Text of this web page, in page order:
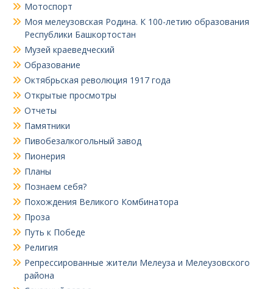
Мотоспорт
Моя мелеузовская Родина. К 100-летию образования
Республики Башкортостан
Музей краеведческий
Образование
Октябрьская революция 1917 года
Открытые просмотры
Отчеты
Памятники
Пивобезалкогольный завод
Пионерия
Планы
Познаем себя?
Похождения Великого Комбинатора
Проза
Путь к Победе
Религия
Репрессированные жители Мелеуза и Мелеузовского
района